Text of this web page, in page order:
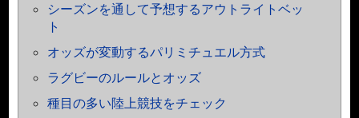
シーズンを通して予想するアウトライトベッ
ト
オッズが変動するパリミチュエル方式
ラグビーのルールとオッズ
種目の多い陸上競技をチェック